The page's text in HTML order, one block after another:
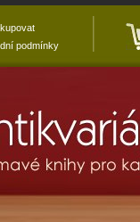
podmínky